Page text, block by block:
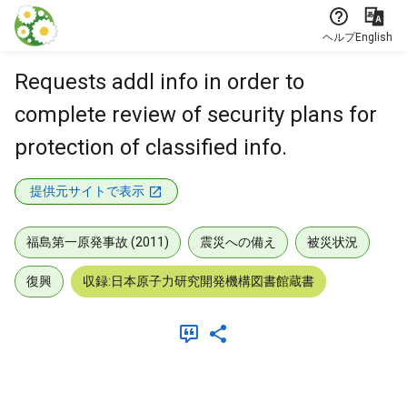
本文に飛ぶ
ヘルプEnglish
Requests addl info in order to
complete review of security plans for
protection of classified info.
提供元サイトで表示
福島第一原発事故 (2011) 震災への備え 被災状況
復興 収録:日本原子力研究開発機構図書館蔵書